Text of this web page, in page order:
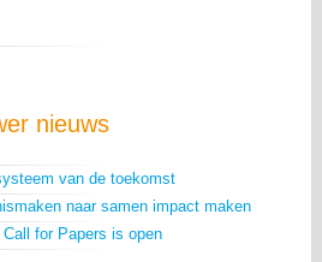
nieuws
van de toekomst
naar samen impact maken
for Papers is open